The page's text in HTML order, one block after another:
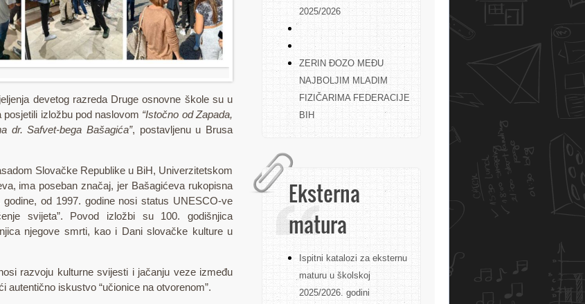
2025/2026
ZERIN ĐOZO MEĐU
NAJBOLJIM MLADIM
FIZIČARIMA FEDERACIJE
BIH
Eksterna
matura
Ispitni katalozi za eksternu
maturu u školskoj
2025/2026. godini
devetog razreda Druge osnovne škole su u
izložbu pod naslovom “Istočno od Zapada,
dr. Safvet-bega Bašagića”, postavljenu u Brusa
Slovačke Republike u BiH, Univerzitetskom
ima poseban značaj, jer Bašagićeva rukopisna
od 1997. godine nosi status UNESCO-ve
svijeta”. Povod izložbi su 100. godišnjica
njegove smrti, kao i Dani slovačke kulture u
razvoju kulturne svijesti i jačanju veze između
autentično iskustvo “učionice na otvorenom”.